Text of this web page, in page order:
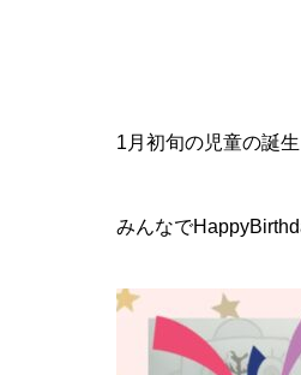
1月初旬の児童の誕
みんなで